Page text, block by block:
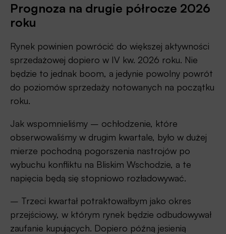
Prognoza na drugie półrocze 2026
roku
Rynek powinien powrócić do większej aktywności
sprzedażowej dopiero w IV kw. 2026 roku. Nie
będzie to jednak boom, a jedynie powolny powrót
do poziomów sprzedaży notowanych na początku
roku.
Jak wspomnieliśmy – ochłodzenie, które
obserwowaliśmy w drugim kwartale, było w dużej
mierze pochodną pogorszenia nastrojów po
wybuchu konfliktu na Bliskim Wschodzie, a te
napięcia będą się stopniowo rozładowywać.
– Trzeci kwartał potraktowałbym jako okres
przejściowy, w którym rynek będzie odbudowywał
zaufanie kupujących. Dopiero późną jesienią